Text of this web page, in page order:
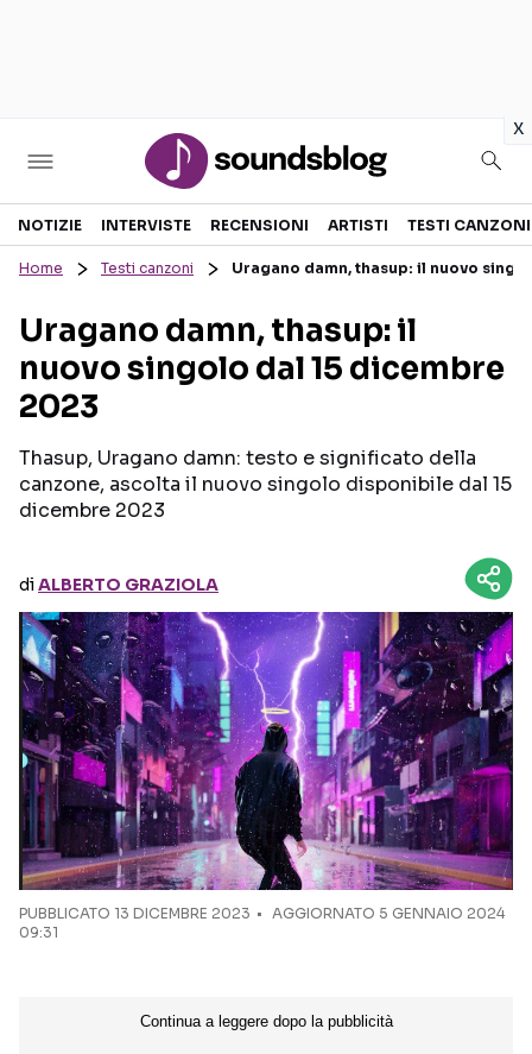
x
Sezioni
RECENSIONI MUSICALI
INTERVISTE
GOSSIP E CURIOSITÀ
TESTI CANZONI
TOUR ED EVENTI
Seguici sui social
NOTIZIE INTERVISTE RECENSIONI ARTISTI TESTI CANZONI
Home Testi canzoni Uragano damn, thasup: il nuovo
Uragano damn, thasup: il
nuovo singolo dal 15 dicembre
2023
Thasup, Uragano damn: testo e significato della
canzone, ascolta il nuovo singolo disponibile dal 15
dicembre 2023
diALBERTO GRAZIOLA
PUBBLICATO 13 DICEMBRE 2023
AGGIORNATO 5 GENNAIO 2024
09:31